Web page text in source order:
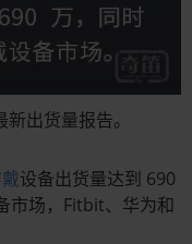
出货量报告。
设备出货量达到 690
市场，Fitbit、华为和